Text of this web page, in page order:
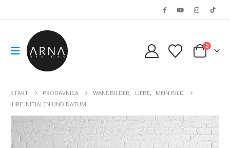
0
START PRODAVNICA WANDBILDER, LIEBE,
MEIN BILD
IHRE INITIALEN UND DATUM